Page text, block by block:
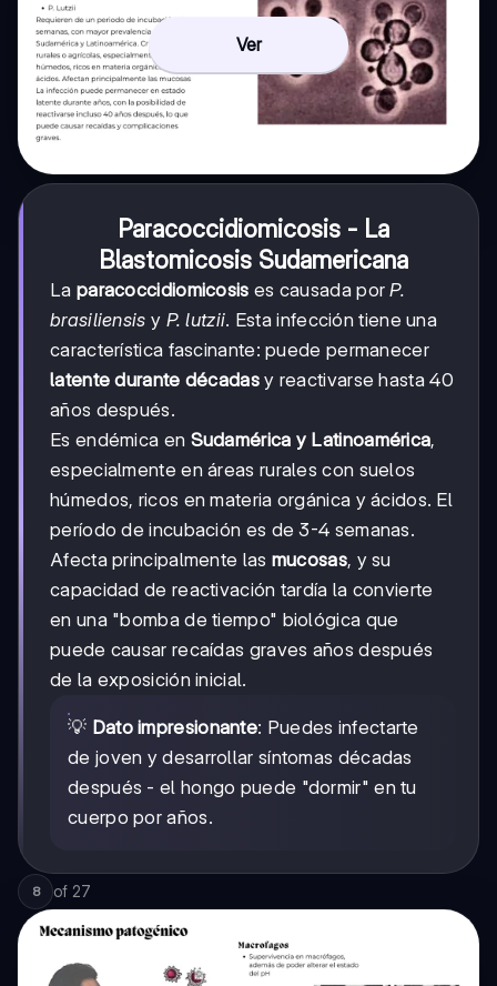
Ver
Paracoccidiomicosis - La
Blastomicosis Sudamericana
La paracoccidiomicosis es causada porP.
brasiliensis y P. lutzii. Esta infección tiene una
característica fascinante: puede permanecer
latente durante décadasy reactivarse hasta 40
años después.
Es endémica en Sudamérica y Latinoamérica,
especialmente en áreas rurales con suelos
húmedos, ricos en materia orgánica y ácidos. El
período de incubación es de 3-4 semanas.
Afecta principalmente las mucosas, y su
capacidad de reactivación tardía la convierte
en una "bomba de tiempo" biológica que
puede causar recaídas graves años después
de la exposición inicial.
💡 Dato impresionante: Puedes infectarte
de joven y desarrollar síntomas décadas
después - el hongo puede "dormir" en tu
cuerpo por años.
8 of 27